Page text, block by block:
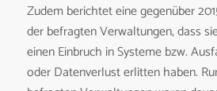
Zudem berichtet eine gegenüber
der befragten Verwaltungen, dass
einen Einbruch in Systeme bzw.
oder Datenverlust erlitten haben.